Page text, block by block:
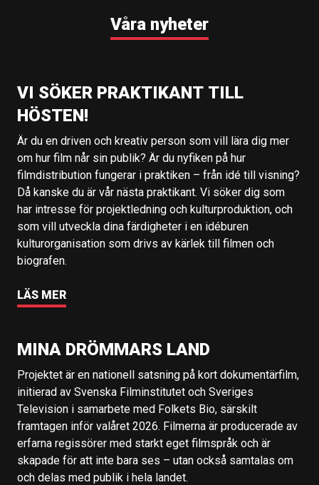
Våra nyheter
VI SÖKER PRAKTIKANT TILL
HÖSTEN!
Är du en driven och kreativ person som vill lära dig mer
om hur film når sin publik? Är du nyfiken på hur
filmdistribution fungerar i praktiken – från idé till visning?
Då kanske du är vår nästa praktikant. Vi söker dig som
har intresse för projektledning och kulturproduktion, och
som vill utveckla dina färdigheter i en idéburen
kulturorganisation som drivs av kärlek till filmen och
biografen.
LÄS MER
MINA DRÖMMARS LAND
Projektet är en nationell satsning på kort dokumentärfilm,
initierad av Svenska Filminstitutet och Sveriges
Television i samarbete med Folkets Bio, särskilt
framtagen inför valåret 2026. Filmerna är producerade av
erfarna regissörer med starkt eget filmspråk och är
skapade för att inte bara ses – utan också samtalas om
och delas med publik i hela landet.